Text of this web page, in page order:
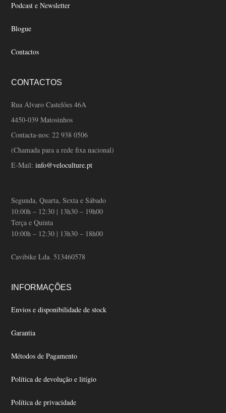
Podcast e Newsletter
Blogue
Contactos
CONTACTOS
Rua Álvaro Castelões 46A
4450-039 Matosinhos
Contacta-nos:22 938 0506
(Chamada para a rede fixa nacional)
E-Mail:info@veloculture.pt
Segunda, Quarta, Sexta e Sábado
10:00h – 12:30 | 13h30 – 19h00
Terça e Quinta
10:00h – 12:30 | 13h30 – 18h00
Cavibike Lda. 513460578
INFORMAÇÕES
Envios e disponibilidade de stock
Garantia
Métodos de Pagamento
Política de devolução e litígio
Política de privacidade